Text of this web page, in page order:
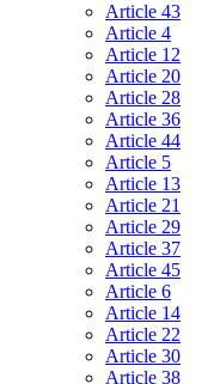
Article 43
Article 4
Article 12
Article 20
Article 28
Article 36
Article 44
Article 5
Article 13
Article 21
Article 29
Article 37
Article 45
Article 6
Article 14
Article 22
Article 30
Article 38